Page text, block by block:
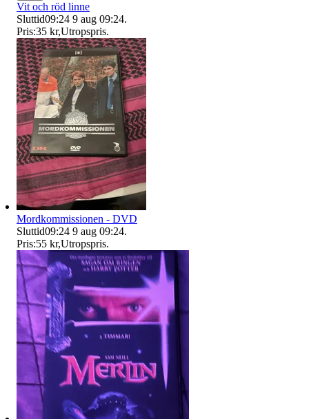
Vit och röd linne
Sluttid09:24 9 aug 09:24.
Pris:35 kr,Utropspris.
Mordkommissionen - DVD
Sluttid09:24 9 aug 09:24.
Pris:55 kr,Utropspris.